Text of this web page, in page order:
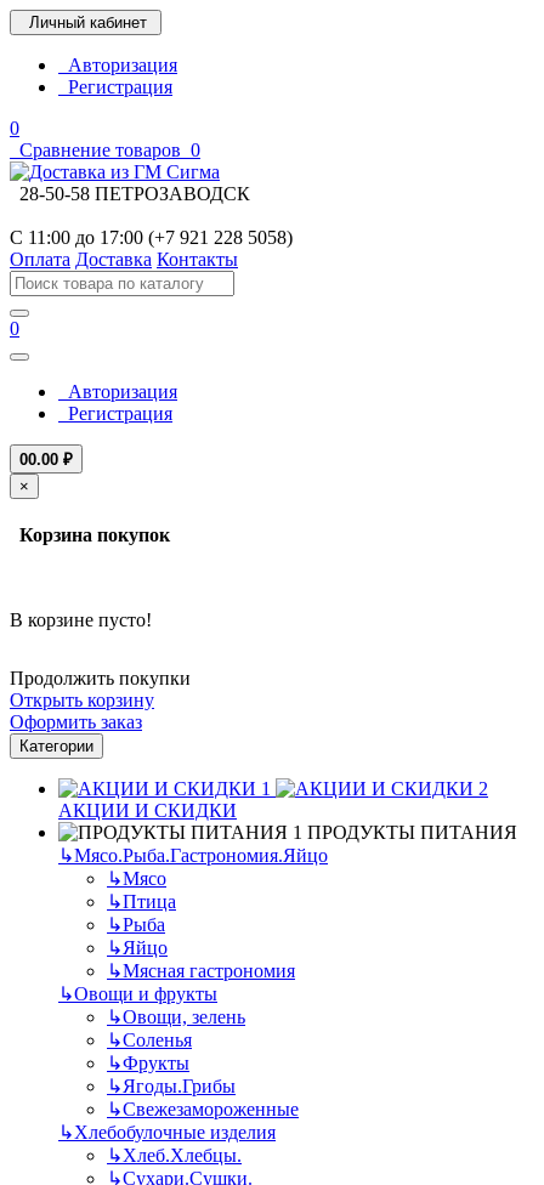
Личный кабинет
Авторизация
Регистрация
0
Сравнение товаров 0
28-50-58 ПЕТРОЗАВОДСК
С 11:00 до 17:00 (+7 921 228 5058)
Оплата Доставка Контакты
0
Авторизация
Регистрация
00.00 ₽
×
Корзина покупок
В корзине пусто!
Продолжить покупки
Открыть корзину
Оформить заказ
Категории
АКЦИИ И СКИДКИ
ПРОДУКТЫ ПИТАНИЯ
↳Мясо.Рыба.Гастрономия.Яйцо
↳Мясо
↳Птица
↳Рыба
↳Яйцо
↳Мясная гастрономия
↳Овощи и фрукты
↳Овощи, зелень
↳Соленья
↳Фрукты
↳Ягоды.Грибы
↳Свежезамороженные
↳Хлебобулочные изделия
↳Хлеб.Хлебцы.
↳Сухари.Сушки.